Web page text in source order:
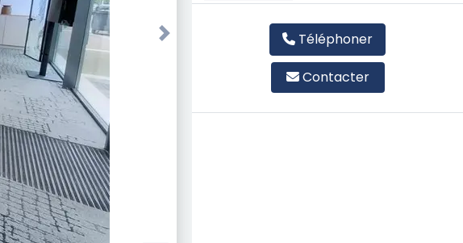
Next Téléphoner
Contacter